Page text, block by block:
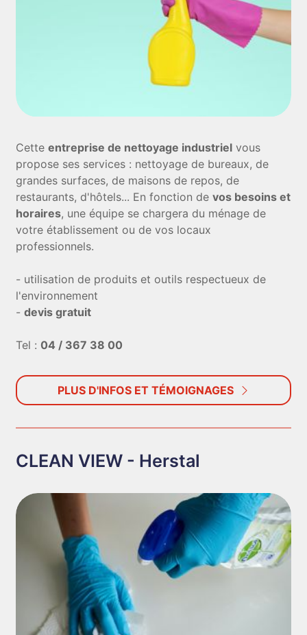
Cetteentreprise de nettoyage industriel vous
propose ses services : nettoyage de bureaux, de
grandes surfaces, de maisons de repos, de
restaurants, d'hôtels... En fonction devos besoins et
horaires, une équipe se chargera du ménage de
votre établissement ou de vos locaux
professionnels.
- utilisation de produits et outils respectueux de
l'environnement
-devis gratuit
Tel : 04 / 367 38 00
PLUS D'INFOS ET TÉMOIGNAGES
CLEAN VIEW - Herstal